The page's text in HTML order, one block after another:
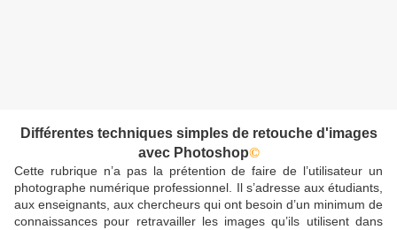
Différentes techniques simples de retouche d'images
avec Photoshop©
Cette rubrique n’a pas la prétention de faire de l’utilisateur un
photographe numérique professionnel. Il s’adresse aux étudiants,
aux enseignants, aux chercheurs qui ont besoin d’un minimum de
connaissances pour retravailler les images qu’ils utilisent dans